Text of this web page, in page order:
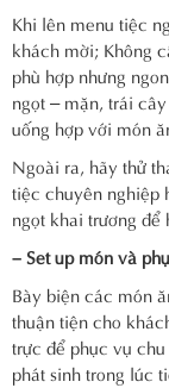
Khi lên menu tiệc
khách mời; Không
phù hợp nhưng
ngọt – mặn, trái
uống hợp với món
Ngoài ra, hãy thử
tiệc chuyên nghiệp
ngọt khai trương để
– Set up món và
Bày biện các món
thuận tiện cho
trực để phục vụ
phát sinh trong lúc